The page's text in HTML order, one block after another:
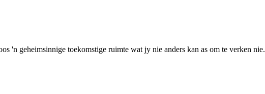
'n geheimsinnige toekomstige ruimte wat jy nie anders kan as om te verken nie.